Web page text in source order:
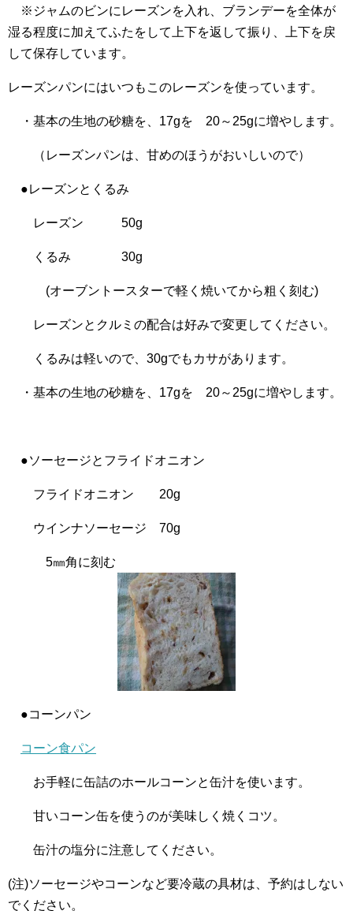
※ジャムのビンにレーズンを入れ、ブランデーを全体が
湿る程度に加えてふたをして上下を返して振り、上下を戻
して保存しています。
レーズンパンにはいつもこのレーズンを使っています。
・基本の生地の砂糖を、17gを 20～25gに増やします。
（レーズンパンは、甘めのほうがおいしいので）
●レーズンとくるみ
レーズン 50g
くるみ 30g
(オーブントースターで軽く焼いてから粗く刻む)
レーズンとクルミの配合は好みで変更してください。
くるみは軽いので、30gでもカサがあります。
・基本の生地の砂糖を、17gを 20～25gに増やします。
●ソーセージとフライドオニオン
フライドオニオン 20g
ウインナソーセージ 70g
5㎜角に刻む
●コーンパン
コーン食パン
お手軽に缶詰のホールコーンと缶汁を使います。
甘いコーン缶を使うのが美味しく焼くコツ。
缶汁の塩分に注意してください。
(注)ソーセージやコーンなど要冷蔵の具材は、予約はしない
でください。